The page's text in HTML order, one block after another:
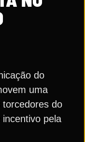
do
uma
do
pela